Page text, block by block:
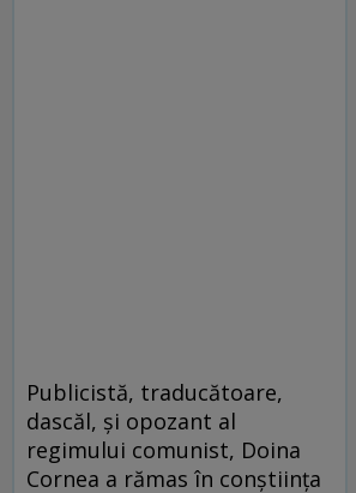
Publicistă, traducătoare,
dascăl, şi opozant al
regimului comunist, Doina
Cornea a rămas în conştiinţa